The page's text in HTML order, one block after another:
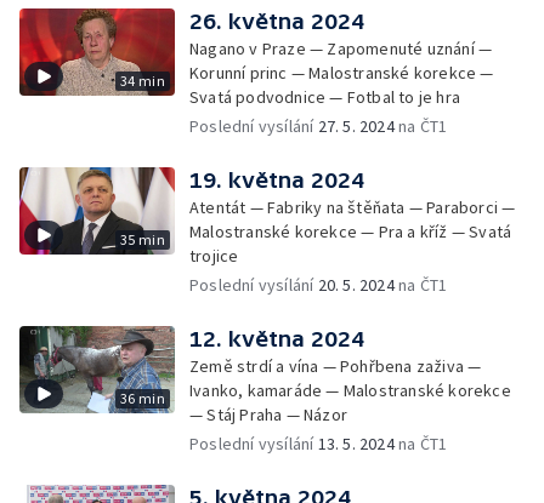
34 min
26. května 2024
Nagano v Praze — Zapomenuté uznání —
Korunní princ — Malostranské korekce —
Svatá podvodnice — Fotbal to je hra
Poslední vysílání 27. 5. 2024na ČT1
35 min
19. května 2024
Atentát — Fabriky na štěňata — Paraborci —
Malostranské korekce — Pra a kříž — Svatá
trojice
Poslední vysílání 20. 5. 2024na ČT1
36 min
12. května 2024
Země strdí a vína — Pohřbena zaživa —
Ivanko, kamaráde — Malostranské korekce
— Stáj Praha — Názor
Poslední vysílání13. 5. 2024na ČT1
5. května 2024